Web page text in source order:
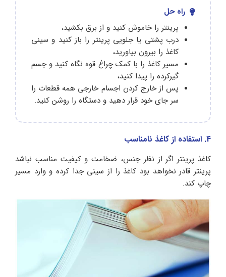
راه حل
پرینتر را خاموش کنید و از برق بکشید،
درب پشتی یا جلویی پرینتر را باز کنید و سینی
کاغذ را بیرون بیاورید،
مسیر کاغذ را با کمک چراغ قوه نگاه کنید و جسم
گیرکرده را پیدا کنید،
پس از خارج کردن اجسام خارجی همه قطعات را
سر جای خود قرار دهید و دستگاه را روشن کنید.
4. استفاده از کاغذ نامناسب
کاغذ پرینتر اگر از نظر جنس، ضخامت و کیفیت مناسب نباشد
پرینتر قادر نخواهد بود کاغذ را از سینی جدا کرده و وارد مسیر
چاپ کند.